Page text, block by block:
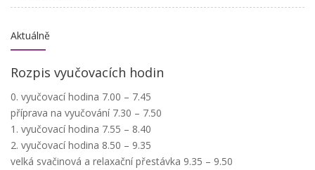
Aktuálně
Rozpis vyučovacích hodin
0. vyučovací hodina 7.00 – 7.45
příprava na vyučování 7.30 – 7.50
1. vyučovací hodina 7.55 – 8.40
2. vyučovací hodina 8.50 – 9.35
velká svačinová a relaxační přestávka 9.35 – 9.50